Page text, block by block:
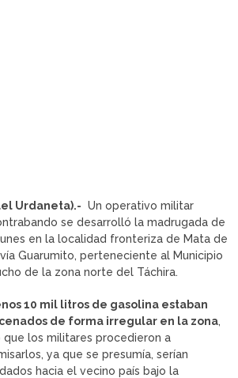
Urdaneta).- Un operativo militar
se desarrolló la madrugada de
en la localidad fronteriza de Mata de
Guarumito, perteneciente al Municipio
de la zona norte del Táchira.
10 mil litros de gasolina estaban
de forma irregular en la zona,
que los militares procedieron a
ya que se presumía, serían
hacia el vecino país bajo la